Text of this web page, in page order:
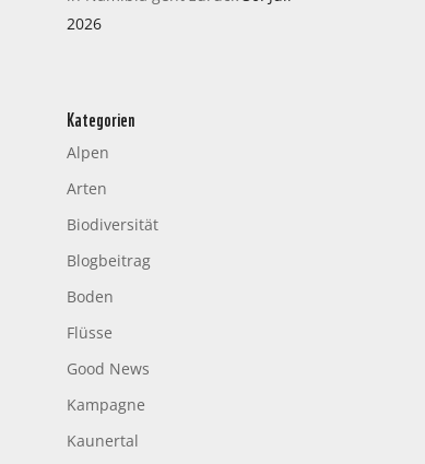
2026
Kategorien
Alpen
Arten
Biodiversität
Blogbeitrag
Boden
Flüsse
Good News
Kampagne
Kaunertal